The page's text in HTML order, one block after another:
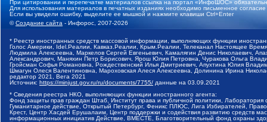
При цитировании и перепечатке материалов ссылка на портал «ИнфоШОС»
Для использования материалов в печатных изданиях необходимо письменное
Если вы увидели ошибку, выделите ее мышкой и нажмите клавиши Ctrl+Enter
©Создание сайта - Инфорос, 2007-2026
* Реестр иностранных средств массовой информации, выполняющих функции
Голос Америки, Idel.Реалии, Кавказ.Реалии, Крым.Реалии, Телеканал Настоящее
Людмила Алексеевна, Маркелов Сергей Евгеньевич, Камалягин Денис Николаевич,
Александрович, Маняхин Петр Борисович, Ярош Юлия Петровна, Чуракова Ольга
Гройсман Софья Романовна, Рождественский Илья Дмитриевич, Апухтина Юлия
Шмагун Олеся Валентиновна, Мароховская Алеся Алексеевна, Долинина Ирина
редактор 2021, Вега 2021
Источник: https://minjust.gov.ru/ru/documents/7755/ данные на 03.09.2021
* Сведения реестра НКО, выполняющих функции иностранного агента:
Фонд защиты прав граждан Штаб, Институт права и публичной политики,
Гуманитарное действие, Открытый Петербург, Феникс ПЛЮС, Лига Избирателей,
Крест, Центр Хасдей Ерушалаим, Центр поддержки и содействия развитию средств
информационных инициатив Действие, ВМЕСТЕ, Благотворительный фонд охраны